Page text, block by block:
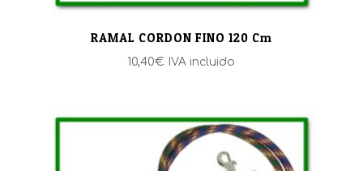
RAMAL CORDON FINO 120 Cm
10,40€ IVA incluido